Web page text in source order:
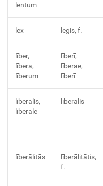
lentum
lēx lēgis, f.
līber,
lībera,
līberum
līberī,
līberae,
līberī
līberālis,
līberāle
līberālis
līberālitās
līberālitātis,
f.